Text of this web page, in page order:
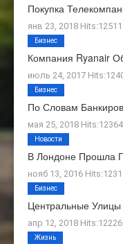
Покупка
янв 23, 2018 Hits:12511
Компания Ryanair
июль 24, 2017
Бизнес
По Словам
мая 25, 2018 Hits:12364
Бизнес
В Лондоне Прошла
нояб 13, 2016
Новости
Центральные
апр 12, 2018 Hits:12226
Бизнес
Жизнь